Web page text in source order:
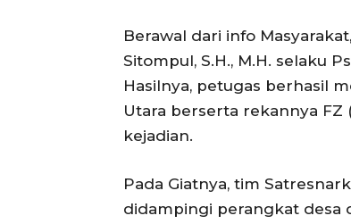
Berawal dari info
Sitompul, S.H., M.H. selaku
Hasilnya, petugas berhasil
Utara berserta rekannya FZ
kejadian.
Pada Giatnya, tim
didampingi perangkat desa